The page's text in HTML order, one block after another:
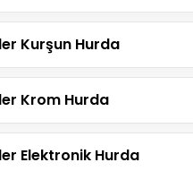
Kurşun Hurda
Krom Hurda
Elektronik Hurda